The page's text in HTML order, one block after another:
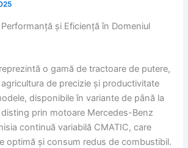
și Eficiență în Domeniul
o gamă de tractoare de putere,
de precizie și productivitate
disponibile în variante de până la
prin motoare Mercedes-Benz
continuă variabilă CMATIC, care
optimă și consum redus de combustibil.